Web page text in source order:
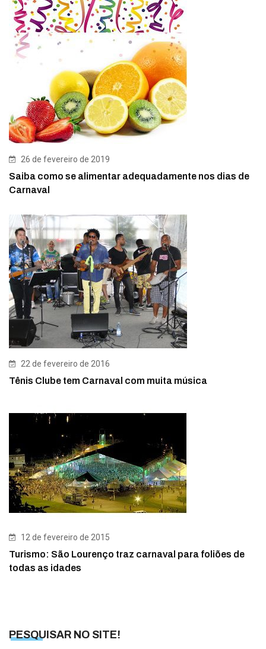
26 de fevereiro de 2019
Saiba como se alimentar adequadamente nos dias de
Carnaval
22 de fevereiro de 2016
Tênis Clube tem Carnaval com muita música
12 de fevereiro de 2015
Turismo: São Lourenço traz carnaval para foliões de
todas as idades
PESQUISAR NO SITE!